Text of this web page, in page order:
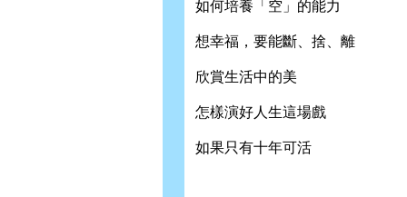
如何培養「空」的能力
想幸福，要能斷、捨、離
欣賞生活中的美
怎樣演好人生這場戲
如果只有十年可活